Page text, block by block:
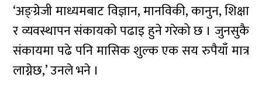
‘अङ्ग्रेजी माध्यमबाट विज्ञान, मानविकी, कानुन, शिक्षा
र व्यवस्थापन संकायको पढाइ हुने गरेको छ । जुनसुकै
संकायमा पढे पनि मासिक शुल्क एक सय रुपैयाँ मात्र
लाग्नेछ,’ उनले भने ।